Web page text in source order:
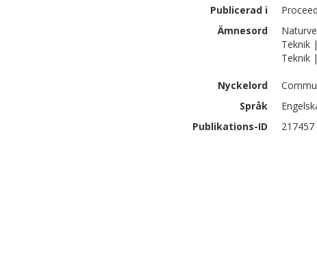
Publicerad i
Ämnesord
Teknik
Teknik
Nyckelord
Språk
Publikations-ID
217457